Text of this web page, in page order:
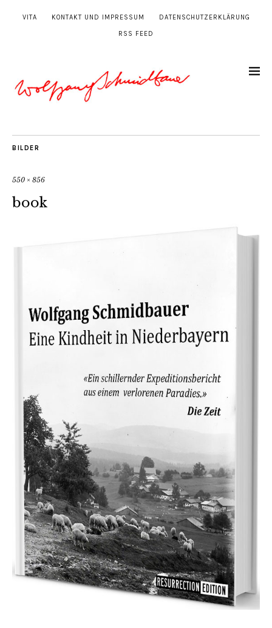
VITA KONTAKT UND IMPRESSUM DATENSCHUTZERKLÄRUNG
RSS FEED
BILDER
550 × 856
book